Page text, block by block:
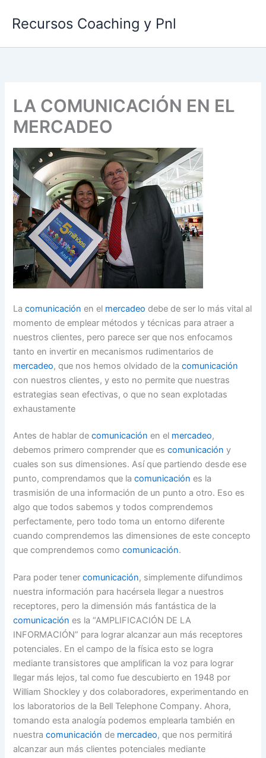
Recursos Coaching y Pnl
LA COMUNICACIÓN EN EL
MERCADEO
Lacomunicación en el mercadeo debe de ser lo más vital al
momento de emplear métodos y técnicas para atraer a
nuestros clientes, pero parece ser que nos enfocamos
tanto en invertir en mecanismos rudimentarios de
mercadeo, que nos hemos olvidado de lacomunicación
con nuestros clientes, y esto no permite que nuestras
estrategias sean efectivas, o que no sean explotadas
exhaustamente
Antes de hablar decomunicación en el mercadeo,
debemos primero comprender que escomunicación y
cuales son sus dimensiones. Así que partiendo desde ese
punto, comprendamos que lacomunicación es la
trasmisión de una información de un punto a otro. Eso es
algo que todos sabemos y todos comprendemos
perfectamente, pero todo toma un entorno diferente
cuando comprendemos las dimensiones de este concepto
que comprendemos comocomunicación.
Para poder tenercomunicación, simplemente difundimos
nuestra información para hacérsela llegar a nuestros
receptores, pero la dimensión más fantástica de la
comunicación es la “AMPLIFICACIÓN DE LA
INFORMACIÓN” para lograr alcanzar aun más receptores
potenciales. En el campo de la física esto se logra
mediante transistores que amplifican la voz para lograr
llegar más lejos, tal como fue descubierto en 1948 por
William Shockley y dos colaboradores, experimentando en
los laboratorios de la Bell Telephone Company. Ahora,
tomando esta analogía podemos emplearla también en
nuestracomunicación de mercadeo, que nos permitirá
alcanzar aun más clientes potenciales mediante